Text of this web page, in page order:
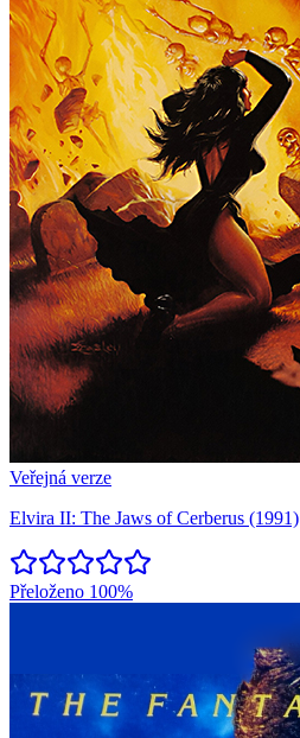
Veřejná verze
Elvira II: The Jaws of Cerberus (1991)
Přeloženo 100%